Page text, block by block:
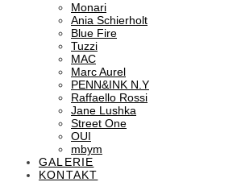
Monari
Ania Schierholt
Blue Fire
Tuzzi
MAC
Marc Aurel
PENN&INK N.Y
Raffaello Rossi
Jane Lushka
Street One
OUI
mbym
GALERIE
KONTAKT